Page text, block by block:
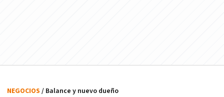
NEGOCIOS / Balance y nuevo dueño